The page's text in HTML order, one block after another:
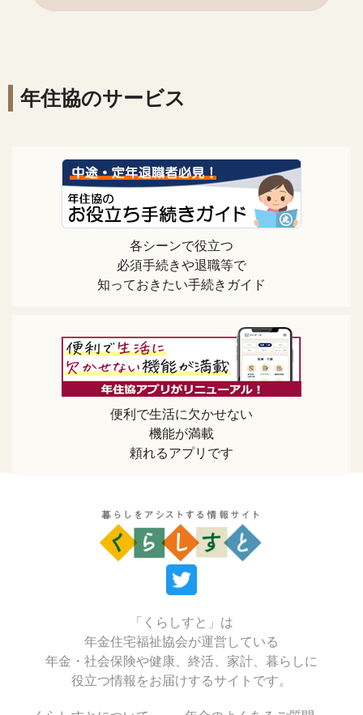
年住協のサービス
各シーンで役立つ
必須手続きや退職等で
知っておきたい手続きガイド
便利で生活に欠かせない
機能が満載
頼れるアプリです
「くらしすと」は
年金住宅福祉協会が運営している
年金・社会保険や健康、終活、家計、暮らしに
役立つ情報をお届けするサイトです。